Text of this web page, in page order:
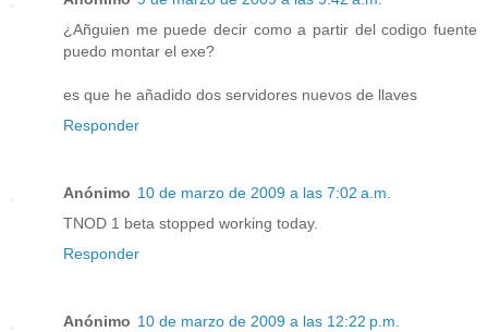
¿Añguien me puede decir como a partir del codigo fuente
puedo montar el exe?
es que he añadido dos servidores nuevos de llaves
Responder
Anónimo 10 de marzo de 2009 a las 7:02 a.m.
TNOD 1 beta stopped working today.
Responder
Anónimo 10 de marzo de 2009 a las 12:22 p.m.